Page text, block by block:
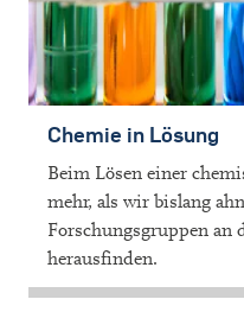
Chemie in Lösung
Beim Lösen einer
mehr, als wir bislang
Forschungsgruppen an
herausfinden.